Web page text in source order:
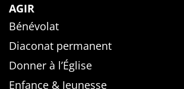
AGIR
Bénévolat
Diaconat permanent
Donner à l’Église
Enfance & Jeunesse